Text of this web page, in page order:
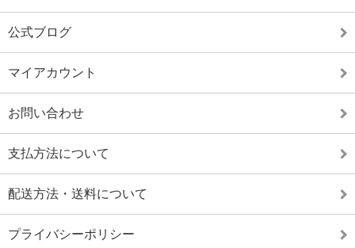
公式ブログ
マイアカウント
お問い合わせ
支払方法について
配送方法・送料について
プライバシーポリシー